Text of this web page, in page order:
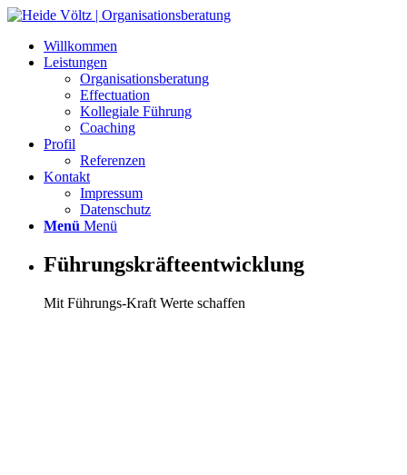
Willkommen
Leistungen
Organisationsberatung
Effectuation
Kollegiale Führung
Coaching
Profil
Referenzen
Kontakt
Impressum
Datenschutz
Menü Menü
Führungskräfteentwicklung
Mit Führungs-Kraft Werte schaffen